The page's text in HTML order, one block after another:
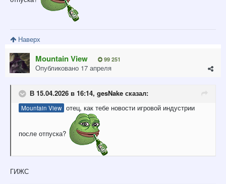
Наверх
Mountain View 99 251
Опубликовано 17 апреля
В 15.04.2026 в 16:14, gesNake сказал:
Mountain View отец, как тебе новости игровой индустрии
после отпуска?
ГИЖС